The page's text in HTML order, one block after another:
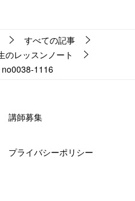
すべての記事
のレッスンノート
1116
講師募集
プライバシーポリシー